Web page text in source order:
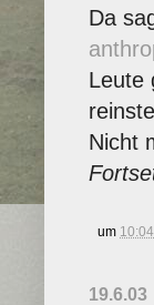
Da
Leute
Nicht
um 10:04
19.6.03